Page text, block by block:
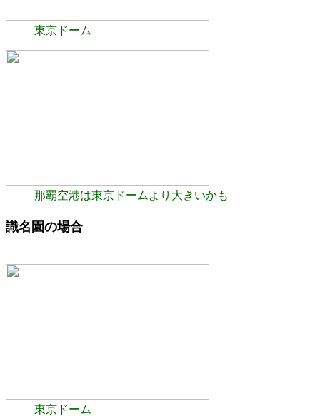
東京ドーム
那覇空港は東京ドームより大きいかも
識名園の場合
東京ドーム